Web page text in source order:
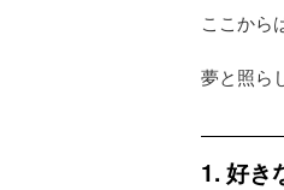
ここから
夢と照ら
1. 好き